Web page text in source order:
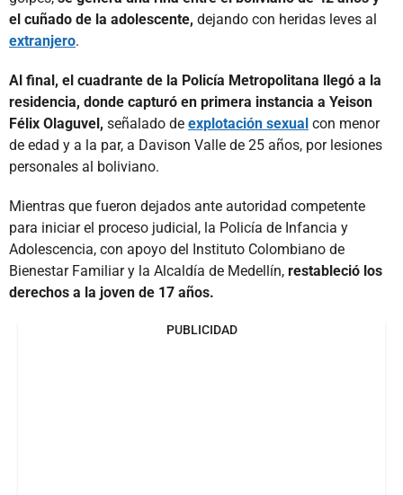
el cuñado de la adolescente, dejando con heridas leves al
extranjero.
Al final, el cuadrante de la Policía Metropolitana llegó a la
residencia, donde capturó en primera instancia a Yeison
Félix Olaguvel, señalado de explotación sexual con menor
de edad y a la par, a Davison Valle de 25 años, por lesiones
personales al boliviano.
Mientras que fueron dejados ante autoridad competente
para iniciar el proceso judicial, la Policía de Infancia y
Adolescencia, con apoyo del Instituto Colombiano de
Bienestar Familiar y la Alcaldía de Medellín, restableció los
derechos a la joven de 17 años.
PUBLICIDAD